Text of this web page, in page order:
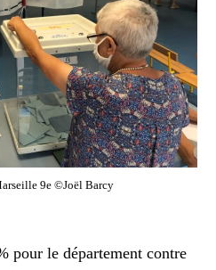
9e ©Joël Barcy
pour le département contre